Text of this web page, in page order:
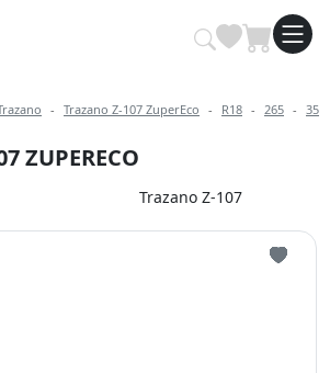
шины
Trazano Z-107 ZuperEco R18 265 35
ZUPERECO
Trazano Z-107